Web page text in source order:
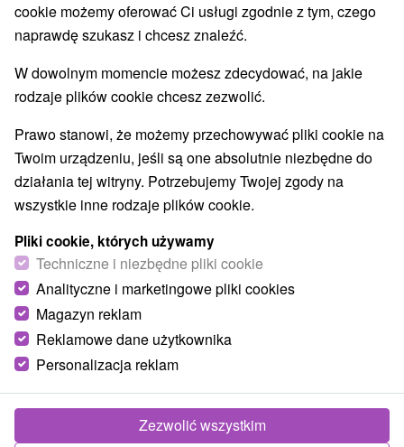
Wybierz lokalizację lub datę
Najlepiej sprzedające
NAJTAŃSZE NAJDROŻSZE NA PODSTAWIE OCENY
od204,19zł
/noc/osoba
cookie możemy oferować Ci usługi zgodnie z tym, czego
naprawdę szukasz i chcesz znaleźć.
W dowolnym momencie możesz zdecydować, na jakie
rodzaje plików cookie chcesz zezwolić.
Prawo stanowi, że możemy przechowywać pliki cookie na
Twoim urządzeniu, jeśli są one absolutnie niezbędne do
działania tej witryny. Potrzebujemy Twojej zgody na
wszystkie inne rodzaje plików cookie.
Pliki cookie, których używamy
Techniczne i niezbędne pliki cookie
Analityczne i marketingowe pliki cookies
Magazyn reklam
Reklamowe dane użytkownika
Personalizacja reklam
Zezwolić wszystkim